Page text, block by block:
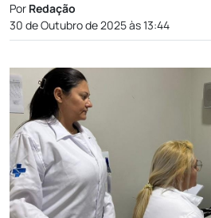
Por Redação
30 de Outubro de 2025 às 13:44